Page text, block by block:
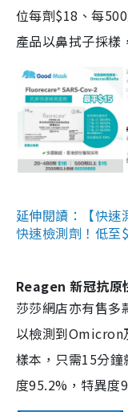
位每劑$18、每
產品以鼻拭子採樣
延伸閱讀：【快
快速檢測劑！低至
Reagen 新冠抗原
莎莎網店亦有售多
以檢測到Omicron
樣本，只需15分
度95.2%，特異度